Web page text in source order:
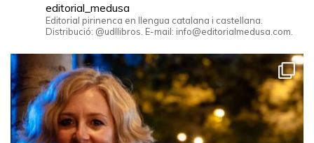
editorial_medusa
Editorial pirinenca en llengua catalana i castellana.
Distribució: @udllibros. E-mail: info@editorialmedusa.com.